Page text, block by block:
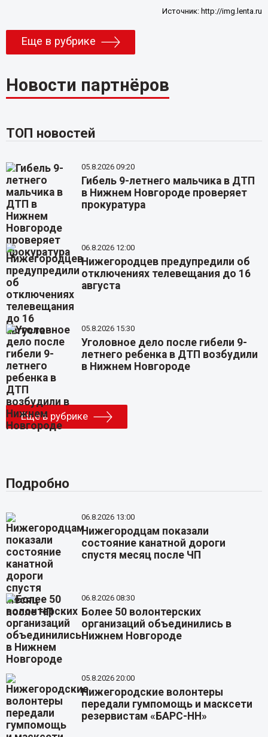
Источник: http://img.lenta.ru
Еще в рубрике
Новости партнёров
ТОП новостей
05.8.2026 09:20
Гибель 9-летнего мальчика в ДТП
в Нижнем Новгороде проверяет
прокуратура
06.8.2026 12:00
Нижегородцев предупредили об
отключениях телевещания до 16
августа
05.8.2026 15:30
Уголовное дело после гибели 9-
летнего ребенка в ДТП возбудили
в Нижнем Новгороде
Еще в рубрике
Подробно
06.8.2026 13:00
Нижегородцам показали
состояние канатной дороги
спустя месяц после ЧП
06.8.2026 08:30
Более 50 волонтерских
организаций объединились в
Нижнем Новгороде
05.8.2026 20:00
Нижегородские волонтеры
передали гумпомощь и масксети
резервистам «БАРС-НН»